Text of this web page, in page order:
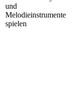
und
Melodieinstrumente
spielen